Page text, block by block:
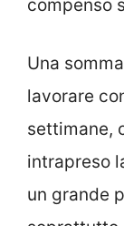
compenso
Una
lavorare
settimane,
intrapreso
un grande